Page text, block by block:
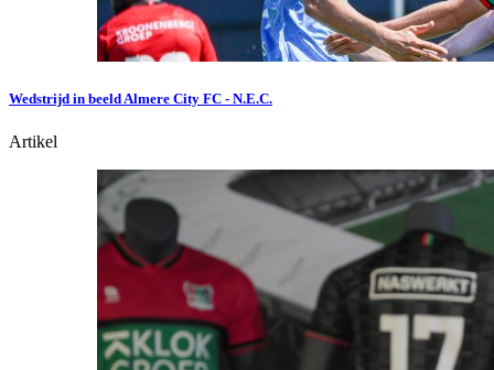
Wedstrijd in beeld Almere City FC - N.E.C.
Artikel